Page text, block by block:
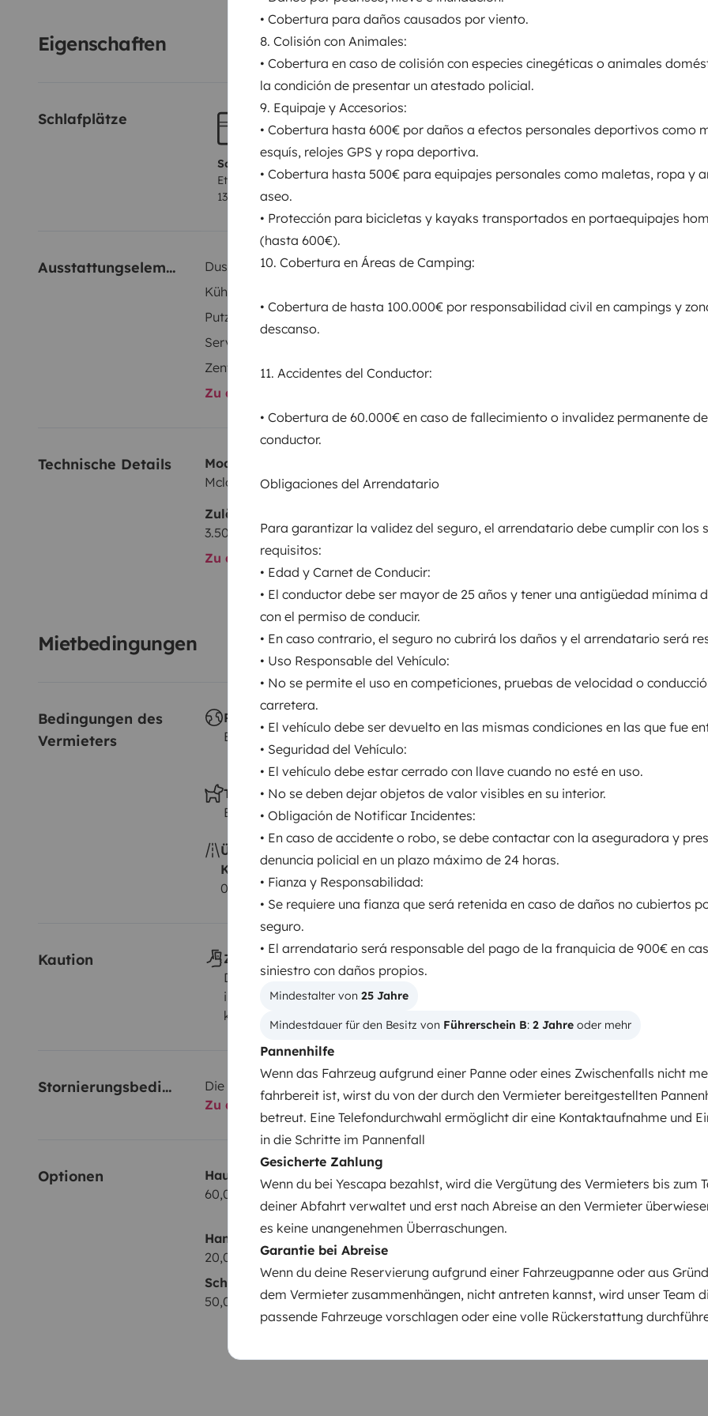
• Cobertura para daños causados por viento.
8. Colisión con Animales:
• Cobertura en caso de colisión con especies cinegéticas o animales
la condición de presentar un atestado policial.
9. Equipaje y Accesorios:
• Cobertura hasta 600€ por daños a efectos personales deportivos como
esquís, relojes GPS y ropa deportiva.
• Cobertura hasta 500€ para equipajes personales como maletas, ropa y
aseo.
• Protección para bicicletas y kayaks transportados en portaequipajes
(hasta 600€).
10. Cobertura en Áreas de Camping:
• Cobertura de hasta 100.000€ por responsabilidad civil en campings y
descanso.
11. Accidentes del Conductor:
• Cobertura de 60.000€ en caso de fallecimiento o invalidez permanente
conductor.
Obligaciones del Arrendatario
Para garantizar la validez del seguro, el arrendatario debe cumplir con los
requisitos:
• Edad y Carnet de Conducir:
• El conductor debe ser mayor de 25 años y tener una antigüedad mínima
con el permiso de conducir.
• En caso contrario, el seguro no cubrirá los daños y el arrendatario será
• Uso Responsable del Vehículo:
• No se permite el uso en competiciones, pruebas de velocidad o
carretera.
• El vehículo debe ser devuelto en las mismas condiciones en las que fue
• Seguridad del Vehículo:
• El vehículo debe estar cerrado con llave cuando no esté en uso.
• No se deben dejar objetos de valor visibles en su interior.
• Obligación de Notificar Incidentes:
• En caso de accidente o robo, se debe contactar con la aseguradora y
denuncia policial en un plazo máximo de 24 horas.
• Fianza y Responsabilidad:
• Se requiere una fianza que será retenida en caso de daños no cubiertos
seguro.
• El arrendatario será responsable del pago de la franquicia de 900€ en
siniestro con daños propios.
Mindestalter von 25 Jahre
Mindestdauer für den Besitz von Führerschein B: 2 Jahre oder mehr
Pannenhilfe
Wenn das Fahrzeug aufgrund einer Panne oder eines Zwischenfalls nicht
fahrbereit ist, wirst du von der durch den Vermieter bereitgestellten
betreut. Eine Telefondurchwahl ermöglicht dir eine Kontaktaufnahme und
in die Schritte im Pannenfall
Gesicherte Zahlung
Wenn du bei Yescapa bezahlst, wird die Vergütung des Vermieters bis zum
deiner Abfahrt verwaltet und erst nach Abreise an den Vermieter
es keine unangenehmen Überraschungen.
Garantie bei Abreise
Wenn du deine Reservierung aufgrund einer Fahrzeugpanne oder aus
dem Vermieter zusammenhängen, nicht antreten kannst, wird unser Team
passende Fahrzeuge vorschlagen oder eine volle Rückerstattung
Puedes moverte por toda Europa con total
libertad.
nueva de 2025
, cómoda, moderna y
súper funcional. Perfecta tanto para escapadas cortas como para viajes más largos.
Eigenschaften
Schlafplätze
Schlafplatz 1
Etagenbett
135x190 cm
Schlafplatz 2
Etagenbett
Ausstattungselemente Dusche innen
WC
Kühlschrank
Putzgeräte
Kaffeemaschine
Servolenkung
Zentralverriegelung
Zu allen Ausstattungselementen
Technische Details
Modell:
Mclouis
Zulässiges Gesamtgewicht:
3.500 kg
2,65 m
Zu allen technischen Details
Mietbedingungen
Bedingungen des
Vermieters
Reisen im Ausland
Erlaubt
Rückseite)
Tiere erlaubt
Erlaubt
Rauchen erlaubt
Nicht erlaubt
Überschreitung der
Kilometerpauschale
0,30 € pro zusätzlichem km
Kaution
Zahlungsweise(n) der Kaution
Direkt vom Eigentümer verwaltet,
in bar, banküberweisung,
kreditkarte, sonstige
Betrag
Stornierungsbedingungen
Die Stornierungsbedingungen hängen vom Datum der Stornierung ab.
Zu den Bedingungen
Optionen
Haustier
60,00 € pro Vermietung
Rückfahrt)
139,00 € pro Vermietung
Handtücher
20,00 € pro Vermietung
Bettwäsche
Schneeketten
50,00 € pro Vermietung
Reinigungsgebühren
50,00 € pro Vermietung